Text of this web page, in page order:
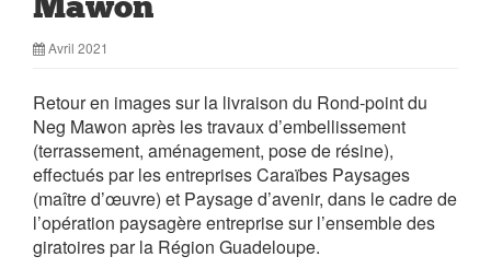
Avril 2021
Retour en images sur la livraison du Rond-point du
Neg Mawon après les travaux d’embellissement
(terrassement, aménagement, pose de résine),
effectués par les entreprises Caraïbes Paysages
(maître d’œuvre) et Paysage d’avenir, dans le cadre de
l’opération paysagère entreprise sur l’ensemble des
giratoires par la Région Guadeloupe.